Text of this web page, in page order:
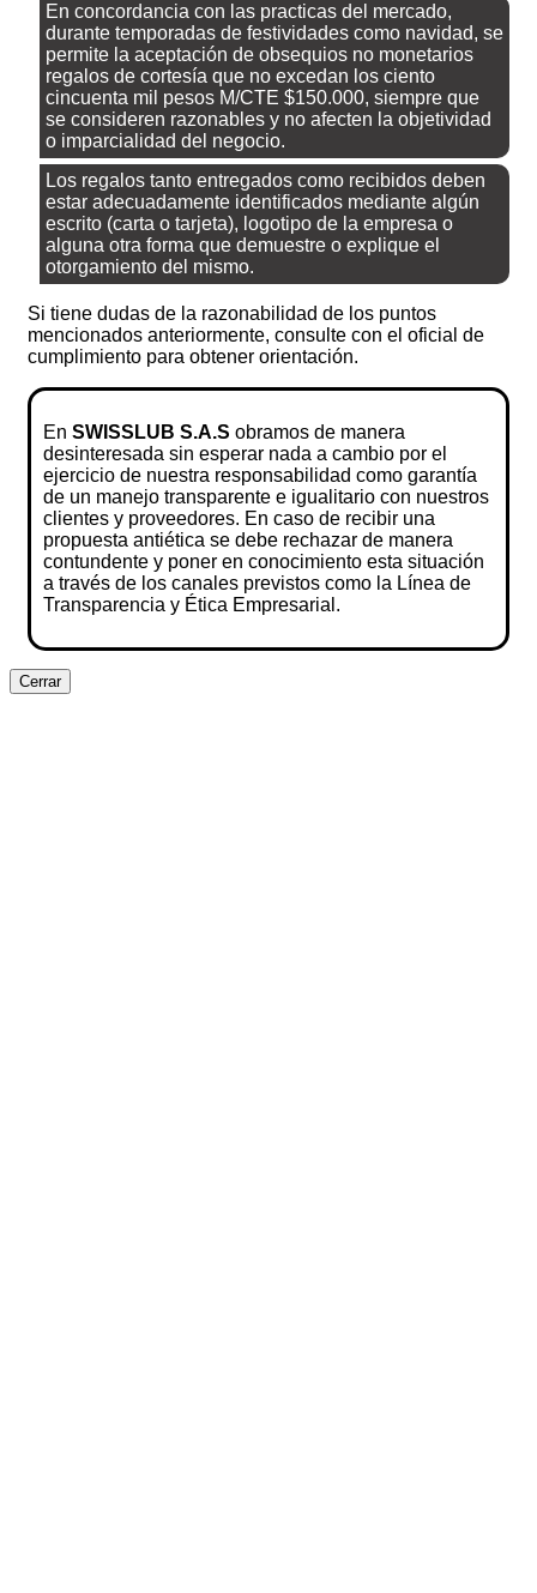
En concordancia con las practicas del mercado,
durante temporadas de festividades como navidad, se
permite la aceptación de obsequios no monetarios
regalos de cortesía que no excedan los ciento
cincuenta mil pesos M/CTE $150.000, siempre que
se consideren razonables y no afecten la objetividad
o imparcialidad del negocio.
Los regalos tanto entregados como recibidos deben
estar adecuadamente identificados mediante algún
escrito (carta o tarjeta), logotipo de la empresa o
alguna otra forma que demuestre o explique el
otorgamiento del mismo.
Si tiene dudas de la razonabilidad de los puntos
mencionados anteriormente, consulte con el oficial de
cumplimiento para obtener orientación.
En SWISSLUB S.A.S obramos de manera
desinteresada sin esperar nada a cambio por el
ejercicio de nuestra responsabilidad como garantía
de un manejo transparente e igualitario con nuestros
clientes y proveedores. En caso de recibir una
propuesta antiética se debe rechazar de manera
contundente y poner en conocimiento esta situación
a través de los canales previstos como la Línea de
Transparencia y Ética Empresarial.
Cerrar